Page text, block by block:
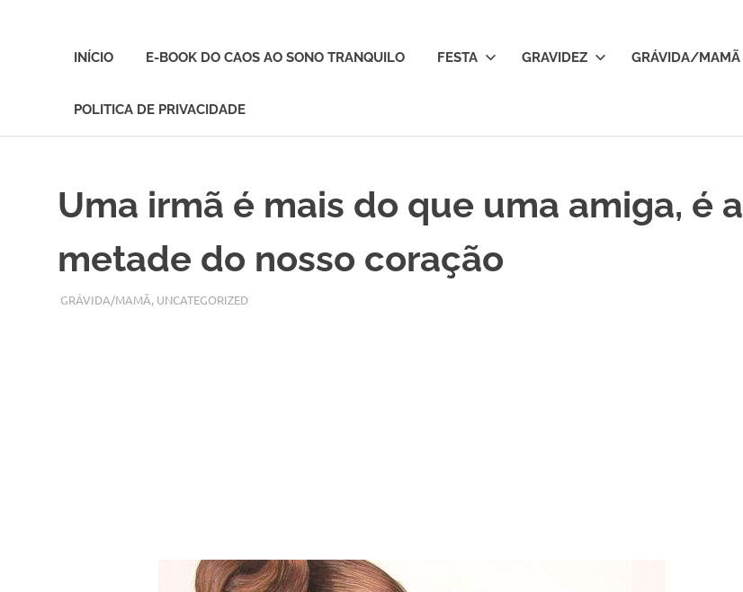
presente
INÍCIO E-BOOK DO CAOS AO SONO TRANQUILO FESTA GRAVIDEZ GRÁVIDA/MAMÃ
POLITICA DE PRIVACIDADE
Uma irmã é mais do que uma amiga, é a
metade do nosso coração
FEVEREIRO 3, 2019
ADMIN
GRÁVIDA/MAMÃ, UNCATEGORIZED